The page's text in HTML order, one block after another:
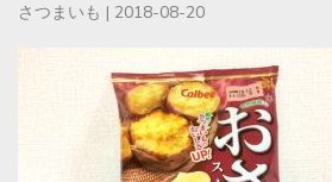
さつまいも | 2018-08-20